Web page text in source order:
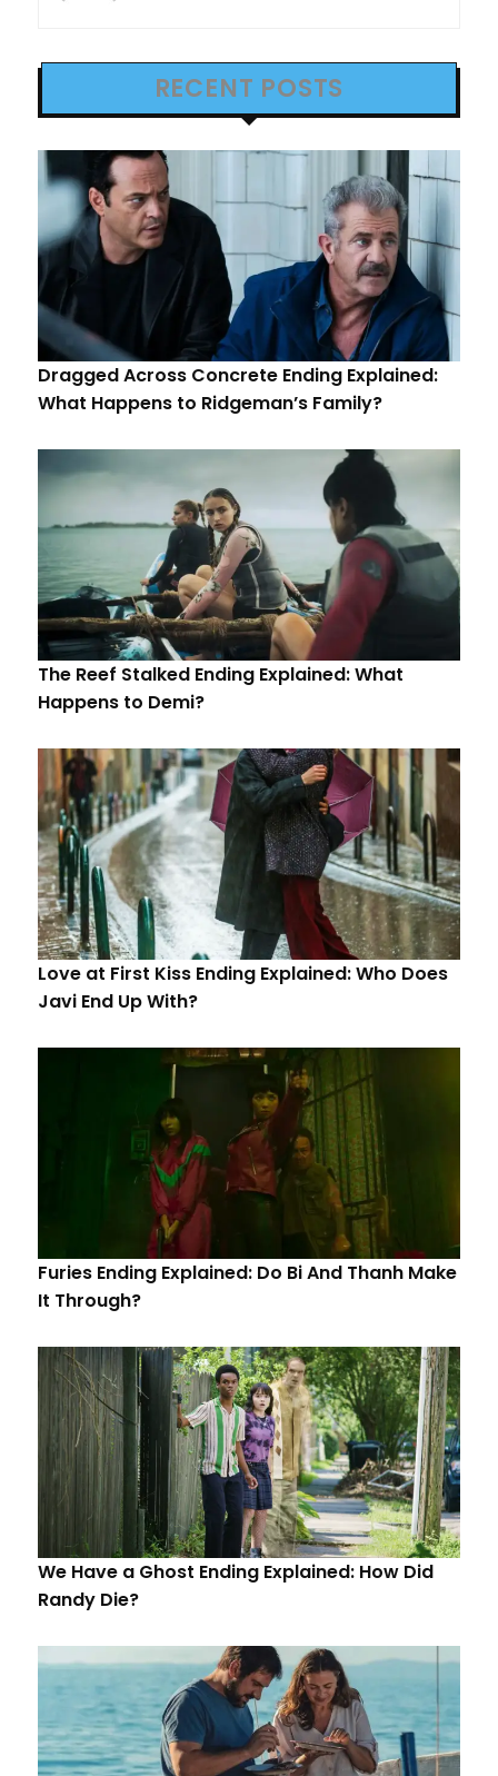
RECENT POSTS
Dragged Across Concrete Ending Explained:
What Happens to Ridgeman’s Family?
The Reef Stalked Ending Explained: What
Happens to Demi?
Love at First Kiss Ending Explained: Who Does
Javi End Up With?
Furies Ending Explained: Do Bi And Thanh Make
It Through?
We Have a Ghost Ending Explained: How Did
Randy Die?